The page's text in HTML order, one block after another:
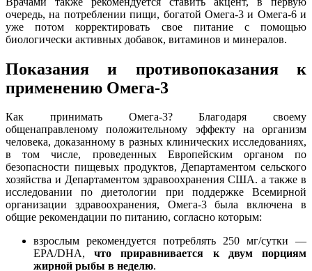
очередь, на потреблении пищи, богатой Омега-3 и Омега-6 и
уже потом корректировать свое питание с помощью
биологически активных добавок, витаминов и минералов.
Показания и противопоказания к
применению Омега-3
Как принимать Омега-3? Благодаря своему
общенаправленому положительному эффекту на организм
человека, доказанному в разных клинических исследованиях,
в том числе, проведенных Европейским органом по
безопасности пищевых продуктов, Департаментом сельского
хозяйства и Департаментом здравоохранения США. а также в
исследовании по диетологии при поддержке Всемирной
организации здравоохранения, Омега-3 была включена в
общие рекомендации по питанию, согласно которым:
взрослым рекомендуется потреблять 250 мг/сутки —
EPA/DHA,что приравнивается к двум порциям
жирной рыбы в неделю.